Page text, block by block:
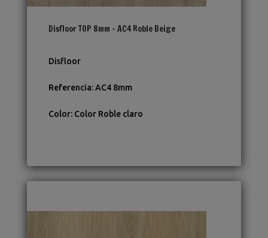
Disfloor TOP 8mm – AC4 Roble Beige
Disfloor
Referencia:AC4 8mm
Color: Color Roble claro